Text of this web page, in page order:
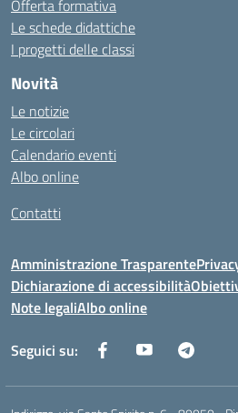
Offerta formativa
Le schede didattiche
I progetti delle classi
Novità
Le notizie
Le circolari
Calendario eventi
Albo online
Contatti
Amministrazione Trasparente
Dichiarazione di accessibilità
Note legaliAlbo online
Seguici su: